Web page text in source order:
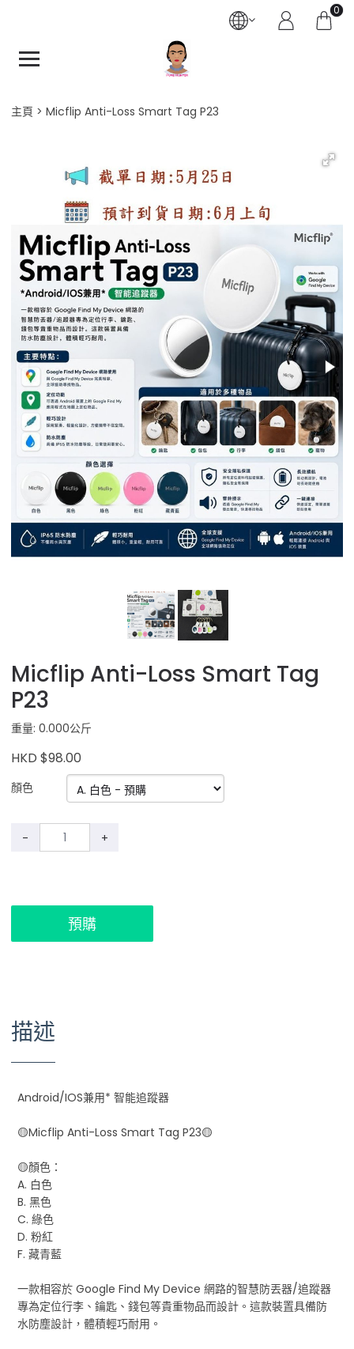
0
主頁 Micflip Anti-Loss Smart Tag P23
Micflip Anti-Loss Smart Tag
P23
重量: 0.000公斤
HKD $98.00
顏色
- +
預購
描述
Android/IOS兼用* 智能追蹤器
🟡Micflip Anti-Loss Smart Tag P23🟡
🟡顏色：
A. 白色
B. 黑色
C. 綠色
D. 粉紅
F. 藏青藍
一款相容於 Google Find My Device 網路的智慧防丟器/追蹤器
專為定位行李、鑰匙、錢包等貴重物品而設計。這款裝置具備防
水防塵設計，體積輕巧耐用。